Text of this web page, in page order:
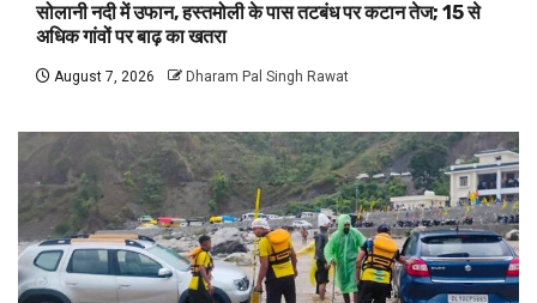
सोलानी नदी में उफान, हस्तमोली के पास तटबंध पर कटान तेज; 15 से
अधिक गांवों पर बाढ़ का खतरा
August 7, 2026 Dharam Pal Singh Rawat